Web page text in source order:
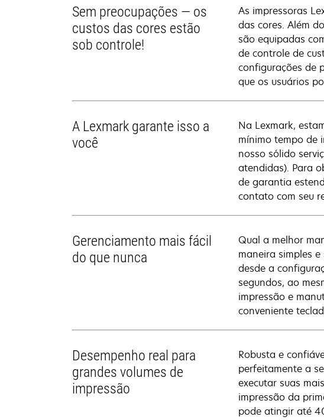
Sem preocupações — os
custos das cores estão
sob controle!
As impressoras
das cores. Além
são equipadas
de controle de
configurações de
que os usuários
A Lexmark garante isso a
você
Na Lexmark,
mínimo tempo de
nosso sólido
atendidas). Para
de garantia
contato com seu
Gerenciamento mais fácil
do que nunca
Qual a melhor
maneira simples
desde a
segundos, ao
impressão e
conveniente
Desempenho real para
grandes volumes de
impressão
Robusta e
perfeitamente a
executar suas
impressão da
pode atingir até